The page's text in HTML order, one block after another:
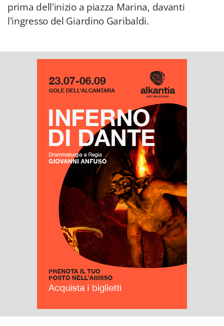
prima dell'inizio a piazza Marina, davanti
l'ingresso del Giardino Garibaldi.